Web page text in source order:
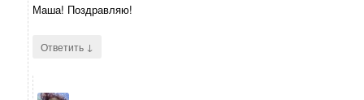
Маша! Поздравляю!
Ответить ↓